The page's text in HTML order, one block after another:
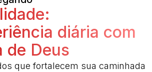
diária com
de Deus
que fortalecem sua caminhada